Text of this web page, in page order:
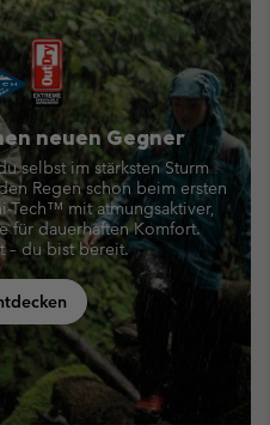
neuen Gegner
selbst im stärksten Sturm
Regen schon beim ersten
Tech™ mit atmungsaktiver,
für dauerhaften Komfort.
– du bist bereit.